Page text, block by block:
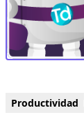
Productividad